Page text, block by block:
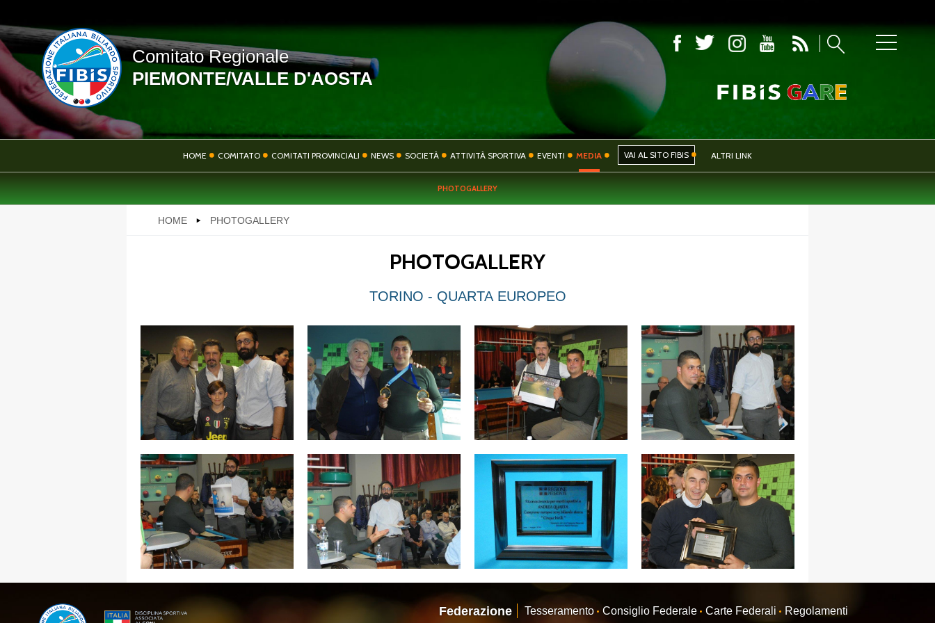
LINK UTILI COMITATO
NEWS SOCIETÀ ATTIVITÀ SPORTIVA EVENTI
CONTATTI PRIVACY
MAPPA DEL SITO
Federazione Tesseramento Consiglio Federale Carte Federali Regolamenti
Settore Arbitrale Ufficiali di Gara
Scuola Fibis
Centro Studi e Tecnica
Comitato Regionale
PIEMONTE/VALLE D'AOSTA
HOME COMITATO COMITATI PROVINCIALI NEWS SOCIETÀ ATTIVITÀ SPORTIVA EVENTI MEDIA VAI AL SITO FIBIS ALTRI LINK
PHOTOGALLERY
HOME PHOTOGALLERY
PHOTOGALLERY
TORINO - QUARTA EUROPEO
Federazione Tesseramento Consiglio Federale Carte Federali Regolamenti